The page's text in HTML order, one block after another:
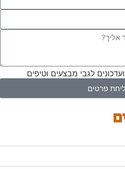
לגבי מבצעים וטיפים
פרטים